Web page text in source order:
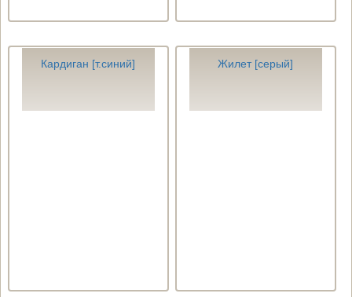
Кардиган [т.синий] Жилет [серый]